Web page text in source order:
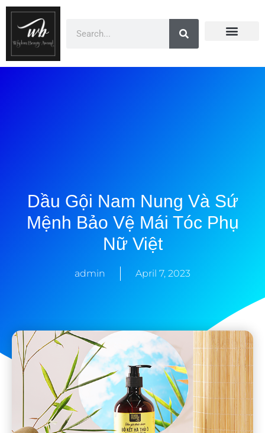
Dầu Gội Nam Nung Và Sứ
Mệnh Bảo Vệ Mái Tóc Phụ
Nữ Việt
admin April 7, 2023